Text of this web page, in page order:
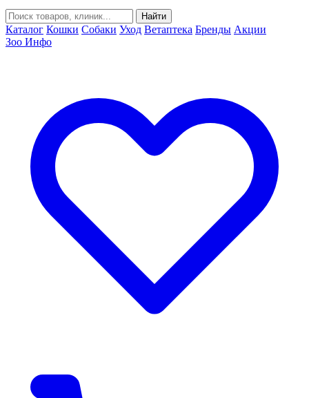
Найти
Каталог Кошки Собаки Уход Ветаптека Бренды Акции
Зоо Инфо